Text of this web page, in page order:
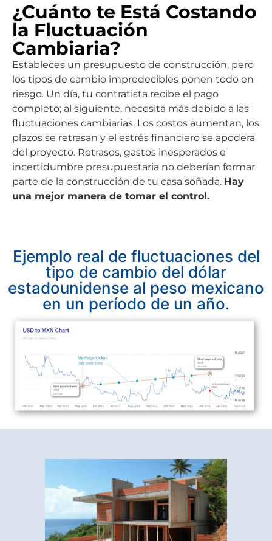
¿Cuánto te Está Costando
la Fluctuación
Cambiaria?
Estableces un presupuesto de construcción, pero
los tipos de cambio impredecibles ponen todo en
riesgo. Un día, tu contratista recibe el pago
completo; al siguiente, necesita más debido a las
fluctuaciones cambiarias. Los costos aumentan, los
plazos se retrasan y el estrés financiero se apodera
del proyecto. Retrasos, gastos inesperados e
incertidumbre presupuestaria no deberían formar
parte de la construcción de tu casa soñada. Hay
una mejor manera de tomar el control.
Ejemplo real de fluctuaciones del
tipo de cambio del dólar
estadounidense al peso mexicano
en un período de un año.